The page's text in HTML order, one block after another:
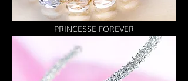
PRINCESSE FOREVER